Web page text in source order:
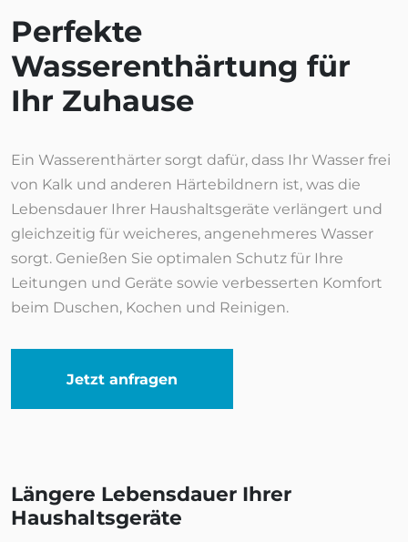
Perfekte
Wasserenthärtung für
Ihr Zuhause
Ein Wasserenthärter sorgt dafür, dass Ihr Wasser frei
von Kalk und anderen Härtebildnern ist, was die
Lebensdauer Ihrer Haushaltsgeräte verlängert und
gleichzeitig für weicheres, angenehmeres Wasser
sorgt. Genießen Sie optimalen Schutz für Ihre
Leitungen und Geräte sowie verbesserten Komfort
beim Duschen, Kochen und Reinigen.
Jetzt anfragen
Längere Lebensdauer Ihrer
Haushaltsgeräte